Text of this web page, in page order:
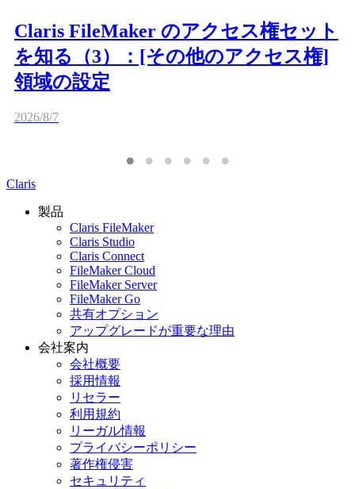
Claris FileMaker のアクセス権セット
を知る（3）：[その他のアクセス権]
領域の設定
2026/8/7
Claris
製品
Claris FileMaker
Claris Studio
Claris Connect
FileMaker Cloud
FileMaker Server
FileMaker Go
共有オプション
アップグレードが重要な理由
会社案内
会社概要
採用情報
リセラー
利用規約
リーガル情報
プライバシーポリシー
著作権侵害
セキュリティ